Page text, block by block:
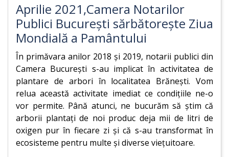
Aprilie 2021,Camera Notarilor
Publici București sărbătorește Ziua
Mondială a Pamântului
În primăvara anilor 2018 și 2019, notarii publici din
Camera București s-au implicat în activitatea de
plantare de arbori în localitatea Brănești. Vom
relua această activitate imediat ce condiţiile ne-o
vor permite. Până atunci, ne bucurăm să știm că
arborii plantați de noi produc deja mii de litri de
oxigen pur în fiecare zi și că s-au transformat în
ecosisteme pentru multe și diverse viețuitoare.